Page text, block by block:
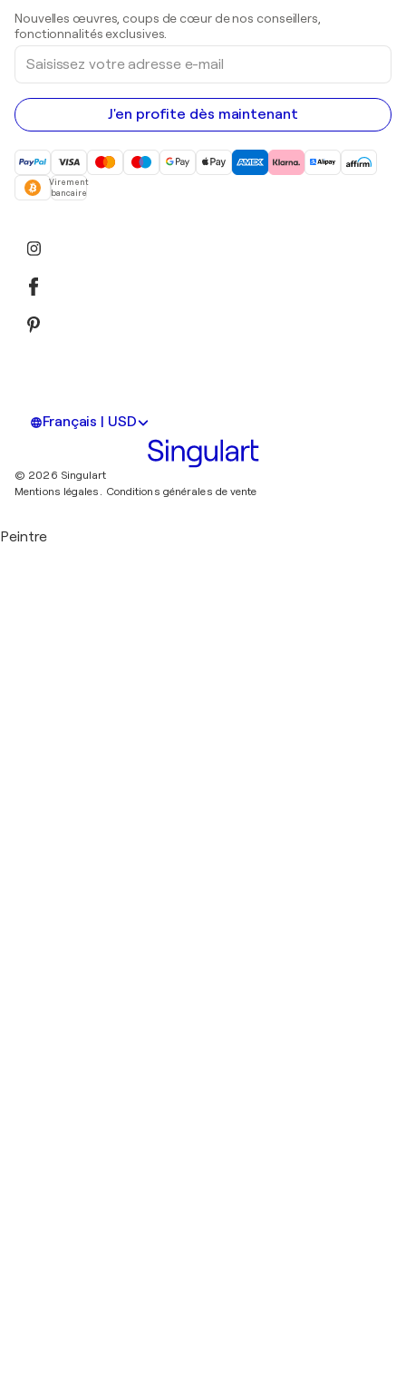
Peintures acryliques
Nouvelles œuvres, coups de cœur de nos conseillers,
fonctionnalités exclusives.
Saisissez
votre
adresse
e-
mail
J'en profite dès maintenant
Virement
bancaire
Français | USD
© 2026 Singulart
Mentions légales. Conditions générales de vente
Peintre